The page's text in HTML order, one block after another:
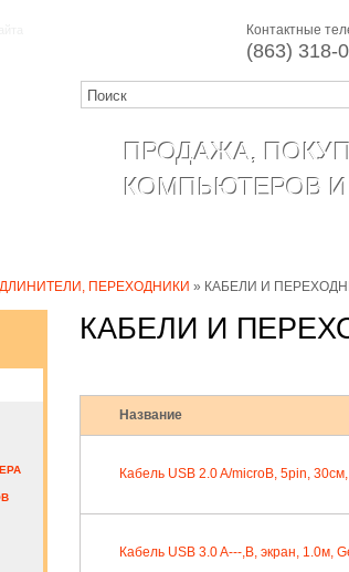
Контактные
(863) 318-
ПРОДАЖА,
КОМПЬЮТЕРОВ
ПЕРЕХОДНИКИ » КАБЕЛИ И
КАБЕЛИ И
Название
Кабель USB 2.0 A/microB, 5pin,
Кабель USB 3.0 A---,B, экран, 1.0м,